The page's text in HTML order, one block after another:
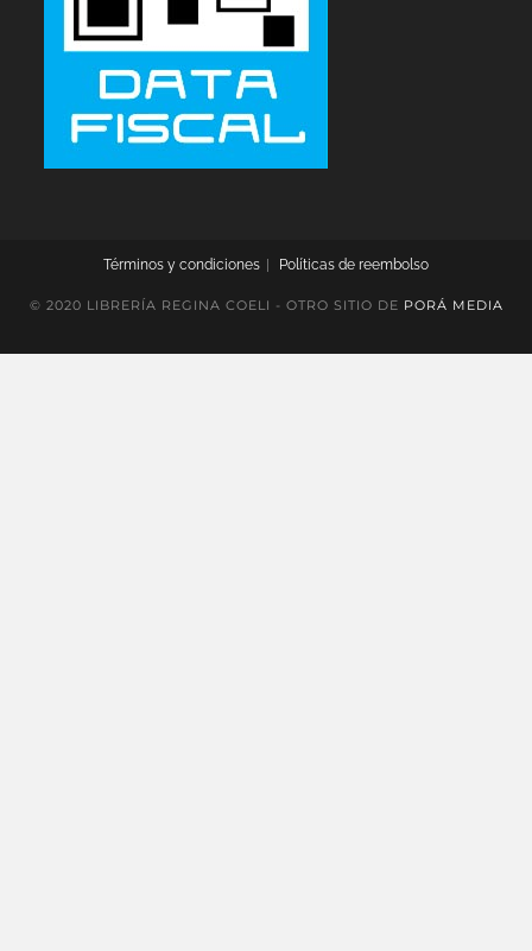
Términos y condiciones Políticas de reembolso
© 2020 LIBRERÍA REGINA COELI - OTRO SITIO DE PORÁ MEDIA